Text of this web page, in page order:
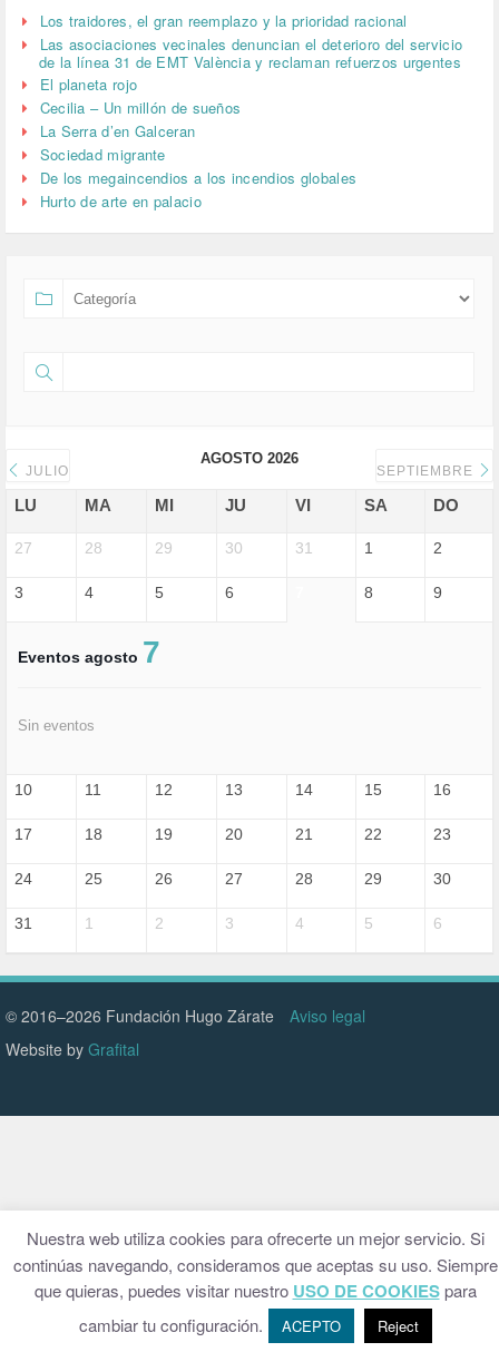
Los traidores, el gran reemplazo y la prioridad racional
Las asociaciones vecinales denuncian el deterioro del servicio
de la línea 31 de EMT València y reclaman refuerzos urgentes
El planeta rojo
Cecilia – Un millón de sueños
La Serra d’en Galceran
Sociedad migrante
De los megaincendios a los incendios globales
Hurto de arte en palacio
JULIO
AGOSTO 2026
SEPTIEMBRE
LU MA MI JU VI SA DO
27 28 29 30 31 1 2
3 4 5 6 8 9
Eventos agosto 7
Sin eventos
10 11 12 13 14 15 16
17 18 19 20 21 22 23
24 25 26 27 28 29 30
31 1 2 3 4 5 6
© 2016–2026 Fundación Hugo Zárate
Aviso legal
Website by Grafital
Nuestra web utiliza cookies para ofrecerte un mejor servicio. Si
continúas navegando, consideramos que aceptas su uso. Siempre
que quieras, puedes visitar nuestro USO DE COOKIESpara
cambiar tu configuración.
ACEPTO Reject